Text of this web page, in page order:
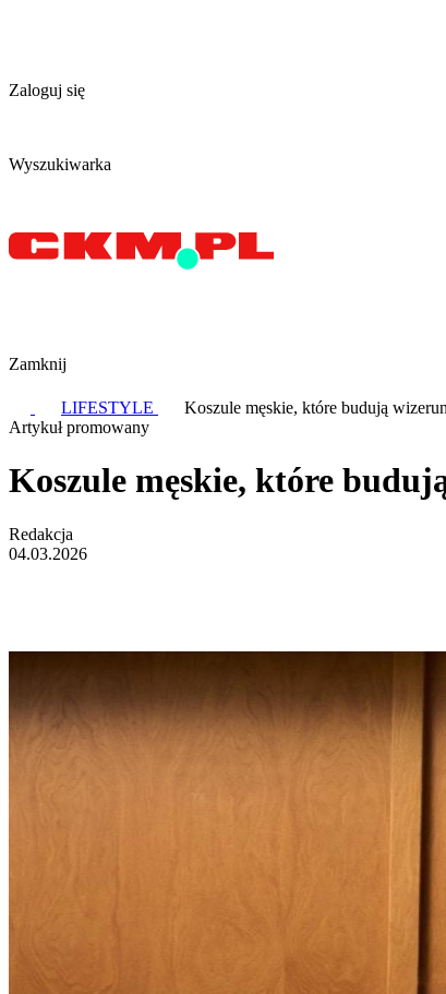
Zaloguj się
Wyszukiwarka
Zamknij
LIFESTYLE
Koszule męskie, które budują
Artykuł promowany
Koszule męskie, które
Redakcja
04.03.2026